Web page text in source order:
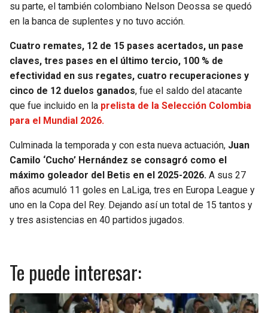
su parte, el también colombiano Nelson Deossa se quedó
en la banca de suplentes y no tuvo acción.
Cuatro remates, 12 de 15 pases acertados, un pase
claves, tres pases en el último tercio, 100 % de
efectividad en sus regates, cuatro recuperaciones y
cinco de 12 duelos ganados, fue el saldo del atacante
que fue incluido en la prelista de la Selección Colombia
para el Mundial 2026.
Culminada la temporada y con esta nueva actuación, Juan
Camilo ‘Cucho’ Hernández se consagró como el
máximo goleador del Betis en el 2025-2026. A sus 27
años acumuló 11 goles en LaLiga, tres en Europa League y
uno en la Copa del Rey. Dejando así un total de 15 tantos y
y tres asistencias en 40 partidos jugados.
Te puede interesar: